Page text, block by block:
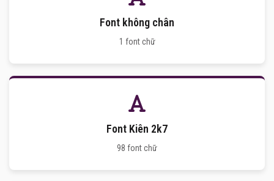
Font không chân
1 font chữ
Font Kiên 2k7
98 font chữ